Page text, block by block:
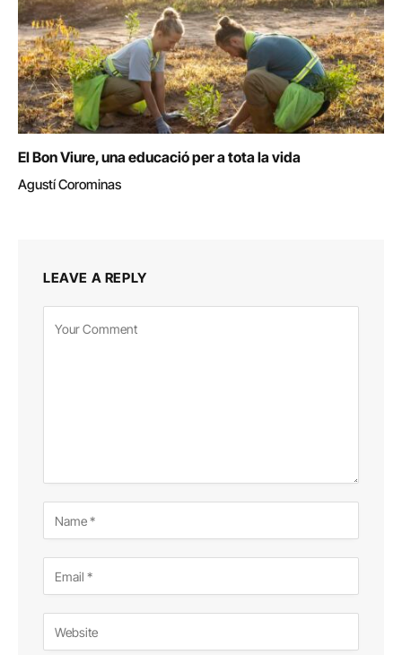
El Bon Viure, una educació per a tota la vida
Agustí Corominas
LEAVE A REPLY